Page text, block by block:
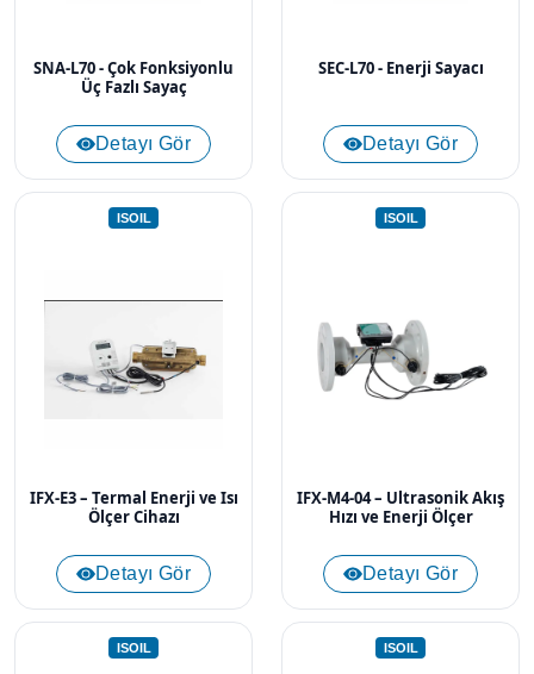
SNA-L70 - Çok Fonksiyonlu
Üç Fazlı Sayaç
Detayı Gör
SEC-L70 - Enerji Sayacı
Detayı Gör
ISOIL
IFX-E3 – Termal Enerji ve Isı
Ölçer Cihazı
Detayı Gör
ISOIL
IFX-M4-04 – Ultrasonik Akış
Hızı ve Enerji Ölçer
Detayı Gör
ISOIL ISOIL